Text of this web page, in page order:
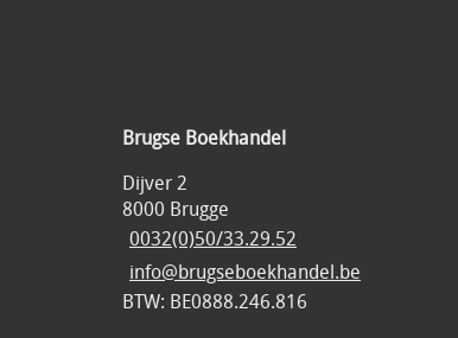
Brugse Boekhandel
Dijver 2
8000 Brugge
0032(0)50/33.29.52
info@brugseboekhandel.be
BTW: BE0888.246.816